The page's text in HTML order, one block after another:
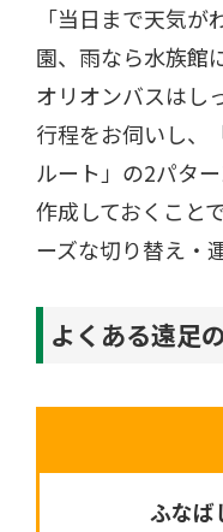
「当日まで天気
園、雨なら水族館
オリオンバスはし
行程をお伺いし、
ルート」の2パタ
作成しておくこと
ーズな切り替え・
よくある遠足
ふなば